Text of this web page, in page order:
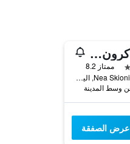
راهوني كرون ويل باي دايوميديس جروب
ممتاز 8.2
Nea Skioni, Nea Skioni, اليونان
عرض الصفقة